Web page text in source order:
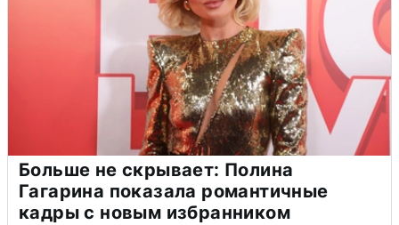
Больше не скрывает: Полина
Гагарина показала романтичные
кадры с новым избранником